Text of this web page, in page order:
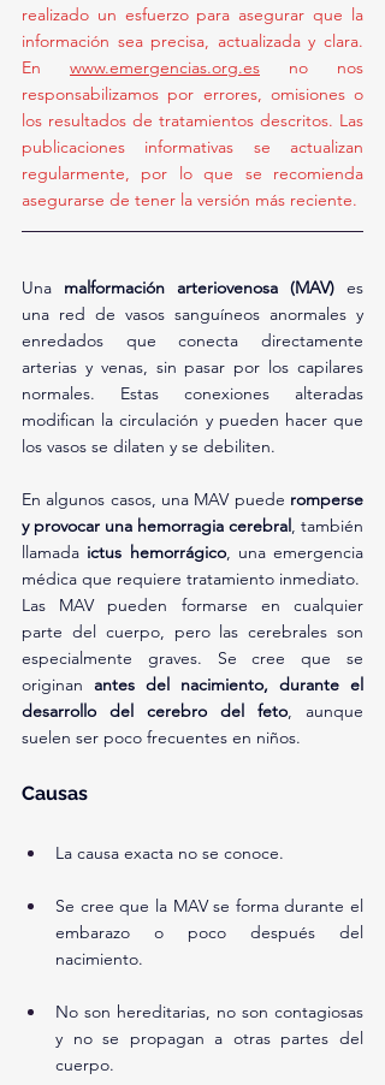
realizado un esfuerzo para asegurar que la
información sea precisa, actualizada y clara.
En www.emergencias.org.es no nos
responsabilizamos por errores, omisiones o
los resultados de tratamientos descritos. Las
publicaciones informativas se actualizan
regularmente, por lo que se recomienda
asegurarse de tener la versión más reciente.
Una malformación arteriovenosa (MAV) es
una red de vasos sanguíneos anormales y
enredados que conecta directamente
arterias y venas, sin pasar por los capilares
normales. Estas conexiones alteradas
modifican la circulación y pueden hacer que
los vasos se dilaten y se debiliten.
En algunos casos, una MAV puede romperse
y provocar una hemorragia cerebral, también
llamada ictus hemorrágico, una emergencia
médica que requiere tratamiento inmediato.
Las MAV pueden formarse en cualquier
parte del cuerpo, pero las cerebrales son
especialmente graves. Se cree que se
originan antes del nacimiento, durante el
desarrollo del cerebro del feto, aunque
suelen ser poco frecuentes en niños.
Causas
La causa exacta no se conoce.
Se cree que la MAV se forma durante el
embarazo o poco después del
nacimiento.
No son hereditarias, no son contagiosas
y no se propagan a otras partes del
cuerpo.